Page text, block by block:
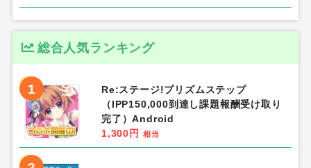
総合人気ランキング
1
Re:ステージ!プリズムステップ
（IPP150,000到達し課題報酬受け取り
完了）Android
1,300円
相当